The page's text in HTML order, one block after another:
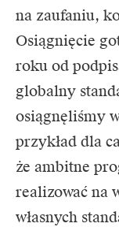
na zaufaniu,
Osiągnięcie
roku od
globalny
osiągnęliśmy
przykład dla
że ambitne
realizować na
własnych